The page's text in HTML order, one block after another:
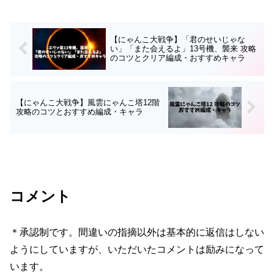
【にゃんこ大戦争】「君のせいじゃな
い」「また会えるよ」13号機、襲来 攻略
のコツとクリア編成・おすすめキャラ
【にゃんこ大戦争】風雲にゃんこ塔12階
攻略のコツとおすすめ編成・キャラ
コメント
＊承認制です。間違いの指摘以外は基本的に返信はしない
ようにしていますが、いただいたコメントは励みになって
います。